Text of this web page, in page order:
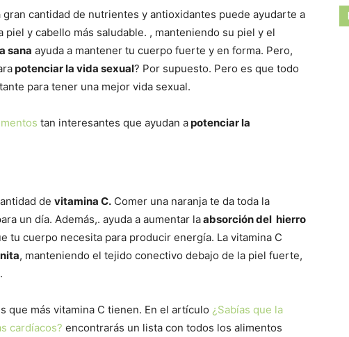
gran cantidad de nutrientes y antioxidantes puede ayudarte a
y cabello más saludable. , manteniendo su piel y el
sana ayuda a mantener tu cuerpo fuerte y en forma. Pero,
potenciar la vida sexual? Por supuesto. Pero es que todo
para tener una mejor vida sexual.
tan interesantes que ayudan apotenciar la
de vitamina C. Comer una naranja te da toda la
un día. Además,. ayuda a aumentar laabsorción del hierro
tu cuerpo necesita para producir energía. La vitamina C
, manteniendo el tejido conectivo debajo de la piel fuerte,
que más vitamina C tienen. En el artículo ¿Sabías que la
cardíacos? encontrarás un lista con todos los alimentos